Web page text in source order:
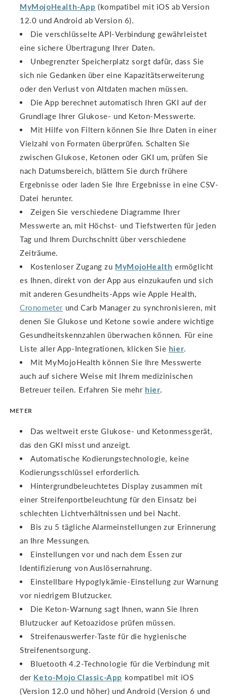
MyMojoHealth-App (kompatibel mit iOS ab Version
12.0 und Android ab Version 6).
Die verschlüsselte API-Verbindung gewährleistet
eine sichere Übertragung Ihrer Daten.
Unbegrenzter Speicherplatz sorgt dafür, dass Sie
sich nie Gedanken über eine Kapazitätserweiterung
oder den Verlust von Altdaten machen müssen.
Die App berechnet automatisch Ihren GKI auf der
Grundlage Ihrer Glukose- und Keton-Messwerte.
Mit Hilfe von Filtern können Sie Ihre Daten in einer
Vielzahl von Formaten überprüfen. Schalten Sie
zwischen Glukose, Ketonen oder GKI um, prüfen Sie
nach Datumsbereich, blättern Sie durch frühere
Ergebnisse oder laden Sie Ihre Ergebnisse in eine CSV-
Datei herunter.
Zeigen Sie verschiedene Diagramme Ihrer
Messwerte an, mit Höchst- und Tiefstwerten für jeden
Tag und Ihrem Durchschnitt über verschiedene
Zeiträume.
Kostenloser Zugang zu MyMojoHealth ermöglicht
es Ihnen, direkt von der App aus einzukaufen und sich
mit anderen Gesundheits-Apps wie Apple Health,
Cronometer und Carb Manager zu synchronisieren, mit
denen Sie Glukose und Ketone sowie andere wichtige
Gesundheitskennzahlen überwachen können. Für eine
Liste aller App-Integrationen, klicken Sie hier.
Mit MyMojoHealth können Sie Ihre Messwerte
auch auf sichere Weise mit Ihrem medizinischen
Betreuer teilen. Erfahren Sie mehr hier.
METER
Das weltweit erste Glukose- und Ketonmessgerät,
das den GKI misst und anzeigt.
Automatische Kodierungstechnologie, keine
Kodierungsschlüssel erforderlich.
Hintergrundbeleuchtetes Display zusammen mit
einer Streifenportbeleuchtung für den Einsatz bei
schlechten Lichtverhältnissen und bei Nacht.
Bis zu 5 tägliche Alarmeinstellungen zur Erinnerung
an Ihre Messungen.
Einstellungen vor und nach dem Essen zur
Identifizierung von Auslösernahrung.
Einstellbare Hypoglykämie-Einstellung zur Warnung
vor niedrigem Blutzucker.
Die Keton-Warnung sagt Ihnen, wann Sie Ihren
Blutzucker auf Ketoazidose prüfen müssen.
Streifenauswerfer-Taste für die hygienische
Streifenentsorgung.
Bluetooth 4.2-Technologie für die Verbindung mit
der Keto-Mojo Classic-App kompatibel mit iOS
(Version 12.0 und höher) und Android (Version 6 und